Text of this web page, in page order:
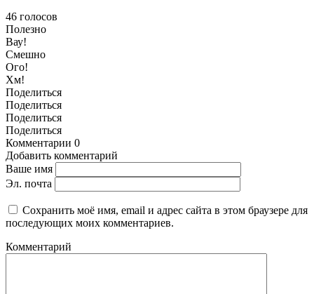
46 голосов
Полезно
Вау!
Смешно
Ого!
Хм!
Поделиться
Поделиться
Поделиться
Поделиться
Комментарии 0
Добавить комментарий
Ваше имя
Эл. почта
Сохранить моё имя, email и адрес сайта в этом браузере для
последующих моих комментариев.
Комментарий